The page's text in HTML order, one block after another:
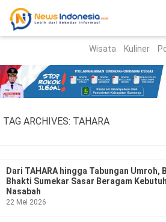
Parlemen
Nasional
Peristiwa
Wisata Kuliner
TAG ARCHIVES: TAHARA
Dari TAHARA hingga Tabungan Umroh,
Bhakti Sumekar Sasar Beragam
Nasabah
22 Mei 2026